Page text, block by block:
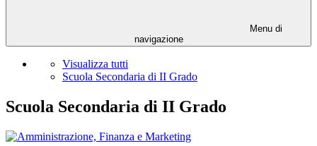
Menu di
navigazione
Visualizza tutti
Scuola Secondaria di II Grado
Scuola Secondaria di II Grado